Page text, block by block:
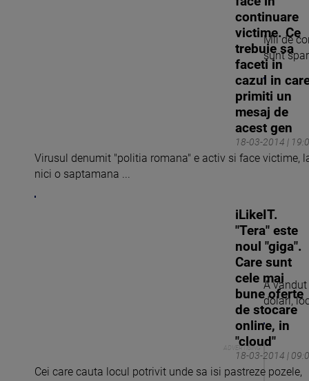
18-03-2014 |
continuare
victime. Ce
trebuie sa
faceti in
cazul in
primiti un
mesaj de
acest gen
Virusul denumit "politia romana" e activ si face victime,
nici o saptamana ...
18-03-2014 |
iLikeIT.
"Tera" este
noul "giga".
Care sunt
cele mai
bune oferte
de stocare
online, in
"cloud"
Cei care cauta locul potrivit unde sa isi pastreze pozele,
Mii de
sunt
A
dolari,